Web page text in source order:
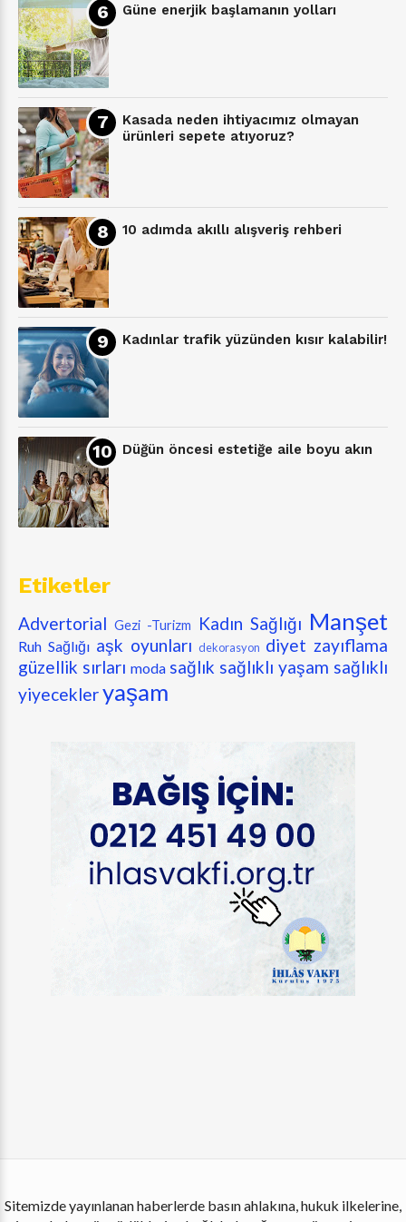
Güne enerjik başlamanın yolları
Kasada neden ihtiyacımız olmayan
ürünleri sepete atıyoruz?
10 adımda akıllı alışveriş rehberi
Kadınlar trafik yüzünden kısır kalabilir!
Düğün öncesi estetiğe aile boyu akın
Etiketler
Advertorial Gezi -Turizm Kadın Sağlığı Manşet
Ruh Sağlığı aşk oyunları dekorasyon diyet zayıflama
güzellik sırları moda sağlık sağlıklı yaşam sağlıklı
yiyecekleryaşam
Sitemizde yayınlanan haberlerde basın ahlakına, hukuk ilkelerine,